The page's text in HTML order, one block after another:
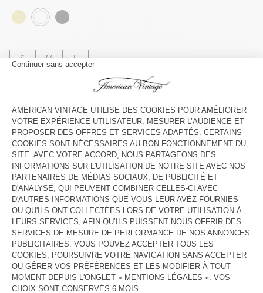
S M L
Le mannequin mesure 180 cm et porte une taille S
Livraison estiméeentre le jeudi 13 août et le lundi 17 août
AJOUTER AU PANIER
VOIR LA DISPONIBILITE EN MAGASIN
DESCRIPTION
TAILLE ET COUPE
COMPOSITION
ENTRETIEN
TRAÇABILITÉ
LIVRAISON ET RETOURS